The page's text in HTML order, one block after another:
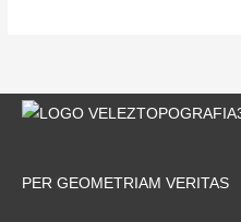
PER GEOMETRIAM VERITAS